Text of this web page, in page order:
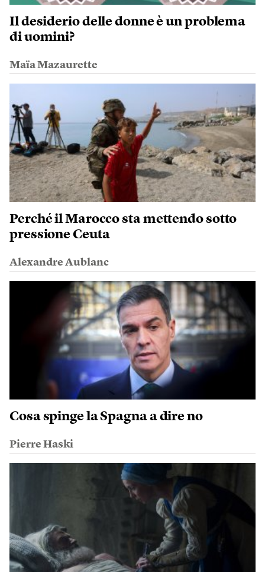
Il desiderio delle donne è un problema
di uomini?
Maïa Mazaurette
Perché il Marocco sta mettendo sotto
pressione Ceuta
Alexandre Aublanc
Cosa spinge la Spagna a dire no
Pierre Haski